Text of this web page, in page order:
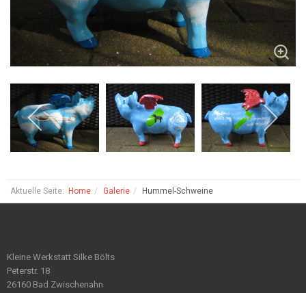
Aktuelle Seite: Home Galerie Hummel-Schweine
Kleine Werkstatt Silke Bölts
Peterstr. 18
26160 Bad Zwischenahn